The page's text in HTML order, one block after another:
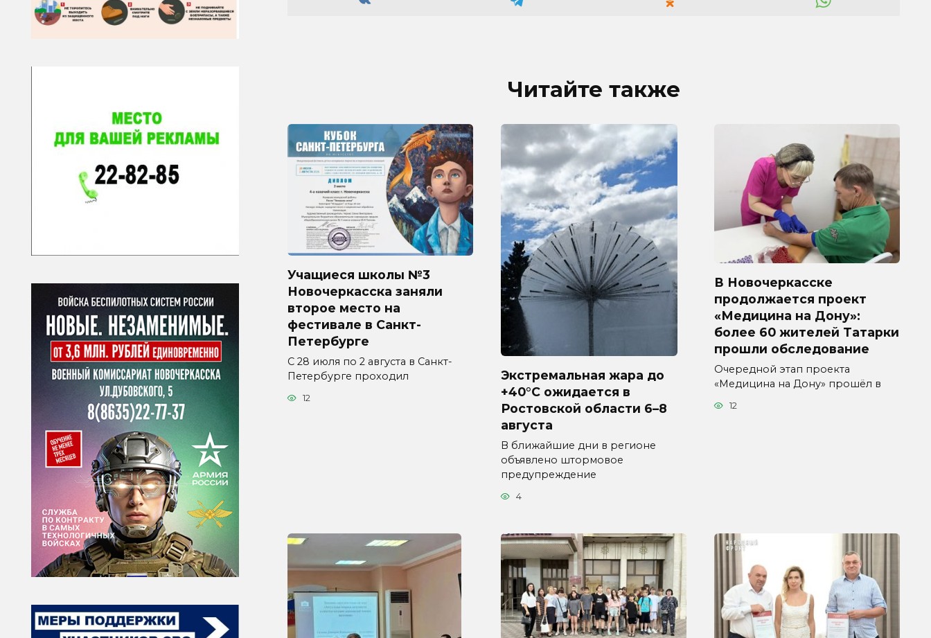
Читайте также
Учащиеся школы №3
Новочеркасска заняли
второе место на
фестивале в Санкт-
Петербурге
С 28 июля по 2 августа в Санкт-
Петербурге проходил
12
Экстремальная жара до
+40°C ожидается в
Ростовской области 6–8
августа
В ближайшие дни в регионе
объявлено штормовое
предупреждение
4
В Новочеркасске
продолжается проект
«Медицина на Дону»:
более 60 жителей Татарки
прошли обследование
Очередной этап проекта
«Медицина на Дону» прошёл в
12